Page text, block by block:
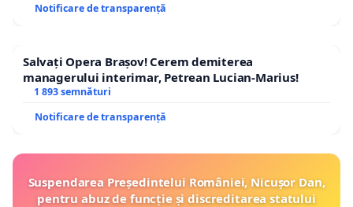
Notificare de transparență
Salvați Opera Brașov! Cerem demiterea
managerului interimar, Petrean Lucian-Marius!
1 893 semnături
Notificare de transparență
Suspendarea Președintelui României, Nicușor Dan,
pentru abuz de funcție și discreditarea statului